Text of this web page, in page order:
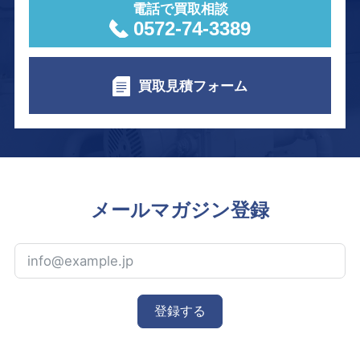
電話で買取相談
0572-74-3389
買取見積フォーム
メールマガジン登録
登録する